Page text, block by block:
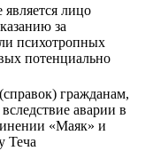
лицо
за
психотропных
потенциально
гражданам,
аварии в
«Маяк» и
Теча